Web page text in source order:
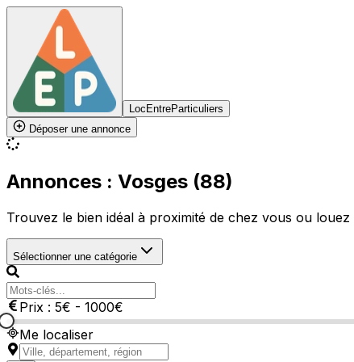
LocEntreParticuliers
Déposer une annonce
Annonces : Vosges (88)
Trouvez le bien idéal à proximité de chez vous ou
Sélectionner une catégorie
Prix : 5€ - 1000€
Me localiser